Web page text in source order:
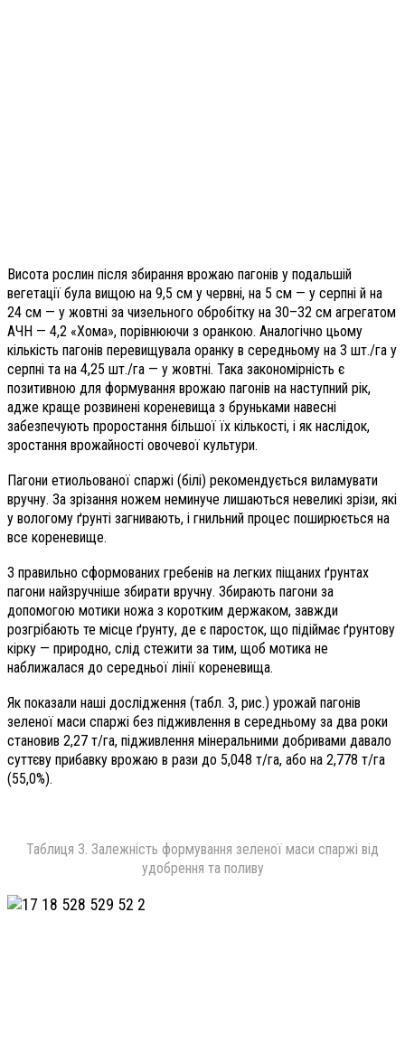
Висота рослин після збирання врожаю пагонів у подальшій
вегетації була вищою на 9,5 см у червні, на 5 см — у серпні й на
24 см — у жовтні за чизельного обробітку на 30–32 см агрегатом
АЧН — 4,2 «Хома», порівнюючи з оранкою. Аналогічно цьому
кількість пагонів перевищувала оранку в середньому на 3 шт./га у
серпні та на 4,25 шт./га — у жовтні. Така закономірність є
позитивною для формування врожаю пагонів на наступний рік,
адже краще розвинені кореневища з бруньками навесні
забезпечують проростання більшої їх кількості, і як наслідок,
зростання врожайності овочевої культури.
Пагони етиольованої спаржі (білі) рекомендується виламувати
вручну. За зрізання ножем неминуче лишаються невеликі зрізи, які
у вологому ґрунті загнивають, і гнильний процес поширюється на
все корене­вище.
З правильно сформованих гребенів на легких піщаних ґрунтах
пагони найзручніше збирати вручну. Збирають пагони за
допомогою мотики ножа з коротким держаком, завжди
розгрібають те місце ґрунту, де є паросток, що підіймає ґрунтову
кірку — природно, слід стежити за тим, щоб мотика не
наближалася до середньої лінії кореневища.
Як показали наші дослідження (табл. 3, рис.) урожай пагонів
зеленої маси спаржі без підживлення в середньому за два роки
становив 2,27 т/га, підживлення мінеральними добривами давало
суттєву прибавку врожаю в рази до 5,048 т/га, або на 2,778 т/га
(55,0%).
Таблиця 3. Залежність формування зеленої маси спаржі від
удобрення та поливу